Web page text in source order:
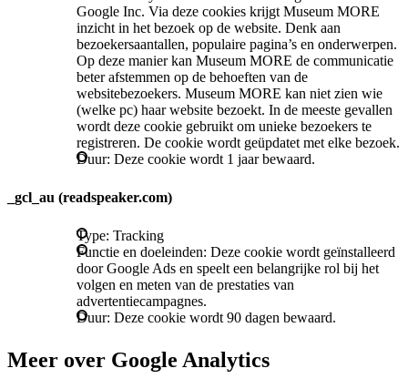
Google Inc. Via deze cookies krijgt Museum MORE
inzicht in het bezoek op de website. Denk aan
bezoekersaantallen, populaire pagina’s en onderwerpen.
Op deze manier kan Museum MORE de communicatie
beter afstemmen op de behoeften van de
websitebezoekers. Museum MORE kan niet zien wie
(welke pc) haar website bezoekt. In de meeste gevallen
wordt deze cookie gebruikt om unieke bezoekers te
registreren. De cookie wordt geüpdatet met elke bezoek.
Duur: Deze cookie wordt 1 jaar bewaard.
_gcl_au (readspeaker.com)
Type: Tracking
Functie en doeleinden: Deze cookie wordt geïnstalleerd
door Google Ads en speelt een belangrijke rol bij het
volgen en meten van de prestaties van
advertentiecampagnes.
Duur: Deze cookie wordt 90 dagen bewaard.
Meer over Google Analytics